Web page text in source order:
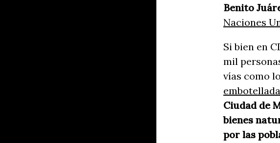
Benito
Naciones
Si bien en
mil
vías como
embotellada
Ciudad de
bienes
por las